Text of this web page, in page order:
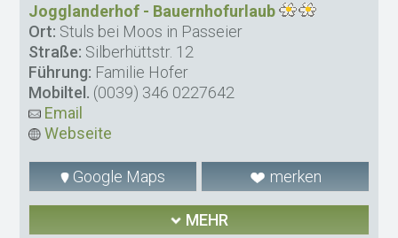
Jogglanderhof - Bauernhofurlaub
Ort: Stuls bei Moos in Passeier
Straße: Silberhüttstr. 12
Führung: Familie Hofer
Mobiltel. (0039) 346 0227642
Email
Webseite
Google Maps merken
MEHR